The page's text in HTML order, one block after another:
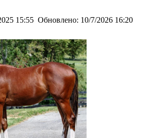
15:55 Обновлено: 10/7/2026 16:20